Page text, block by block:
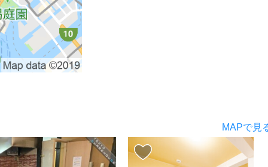
MAPで見